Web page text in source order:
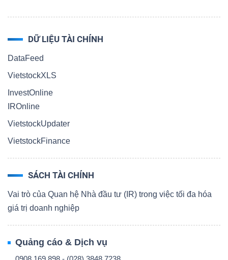
DỮ LIỆU TÀI CHÍNH
DataFeed
VietstockXLS
InvestOnline
IROnline
VietstockUpdater
VietstockFinance
SÁCH TÀI CHÍNH
Vai trò của Quan hệ Nhà đầu tư (IR) trong việc tối đa hóa
giá trị doanh nghiệp
Quảng cáo & Dịch vụ